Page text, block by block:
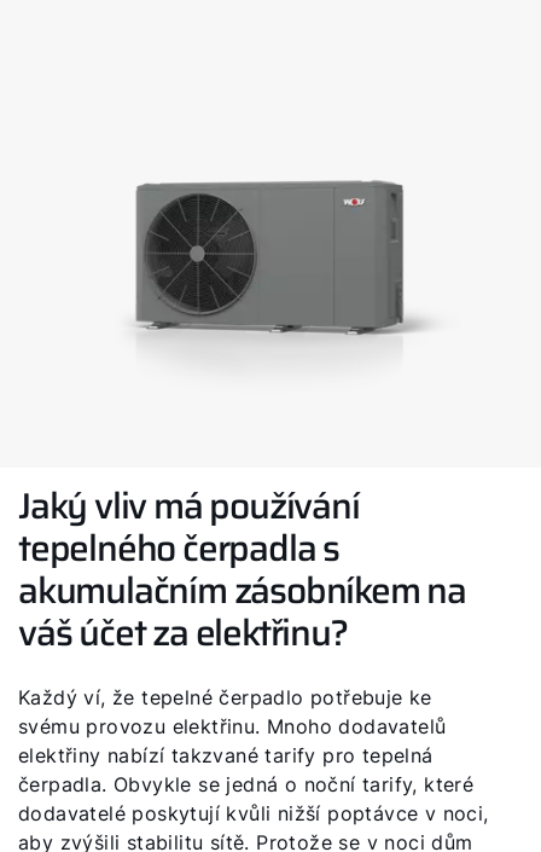
Jaký vliv má používání
tepelného čerpadla s
akumulačním zásobníkem na
váš účet za elektřinu?
Každý ví, že tepelné čerpadlo potřebuje ke
svému provozu elektřinu. Mnoho dodavatelů
elektřiny nabízí takzvané tarify pro tepelná
čerpadla. Obvykle se jedná o noční tarify, které
dodavatelé poskytují kvůli nižší poptávce v noci,
aby zvýšili stabilitu sítě. Protože se v noci dům